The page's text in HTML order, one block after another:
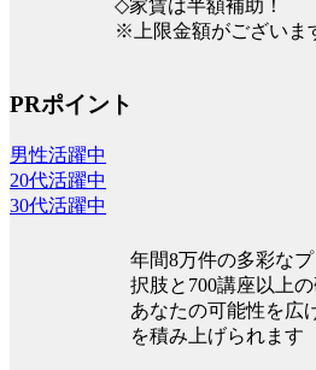
◇家賃は半額補助！
※上限金額がございま
PRポイント
男性活躍中
20代活躍中
30代活躍中
年間8万件の多彩な
択肢と700講座以上の
あなたの可能性を広
を積み上げられます